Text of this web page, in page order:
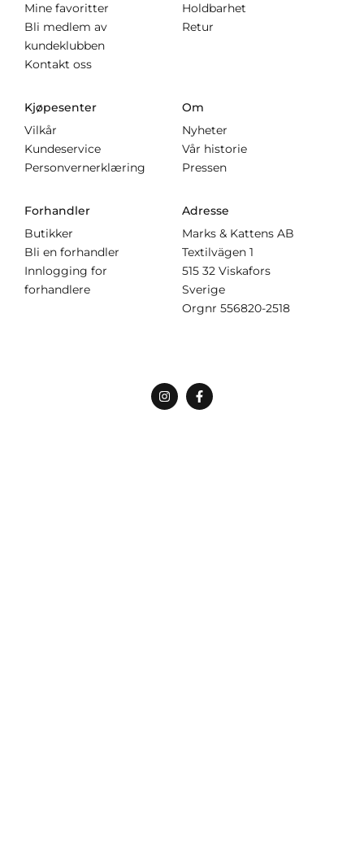
Mine favoritter
Bli medlem av
kundeklubben
Kontakt oss
Holdbarhet
Retur
Kjøpesenter
Vilkår
Kundeservice
Personvernerklæring
Om
Nyheter
Vår historie
Pressen
Forhandler
Butikker
Bli en forhandler
Innlogging for
forhandlere
Adresse
Marks & Kattens AB
Textilvägen 1
515 32 Viskafors
Sverige
Orgnr 556820-2518